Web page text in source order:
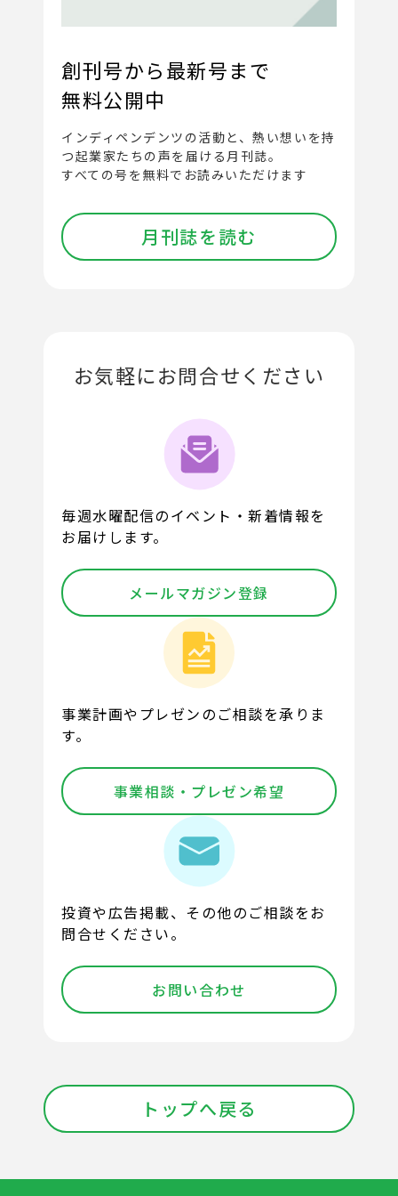
創刊号から最新号まで
無料公開中
インディペンデンツの活動と、熱い想いを持
つ起業家たちの声を届ける月刊誌。
すべての号を無料でお読みいただけます
月刊誌を読む
お気軽にお問合せください
毎週水曜配信のイベント・新着情報を
お届けします。
メールマガジン登録
事業計画やプレゼンのご相談を承りま
す。
事業相談・プレゼン希望
投資や広告掲載、その他のご相談をお
問合せください。
お問い合わせ
トップへ戻る